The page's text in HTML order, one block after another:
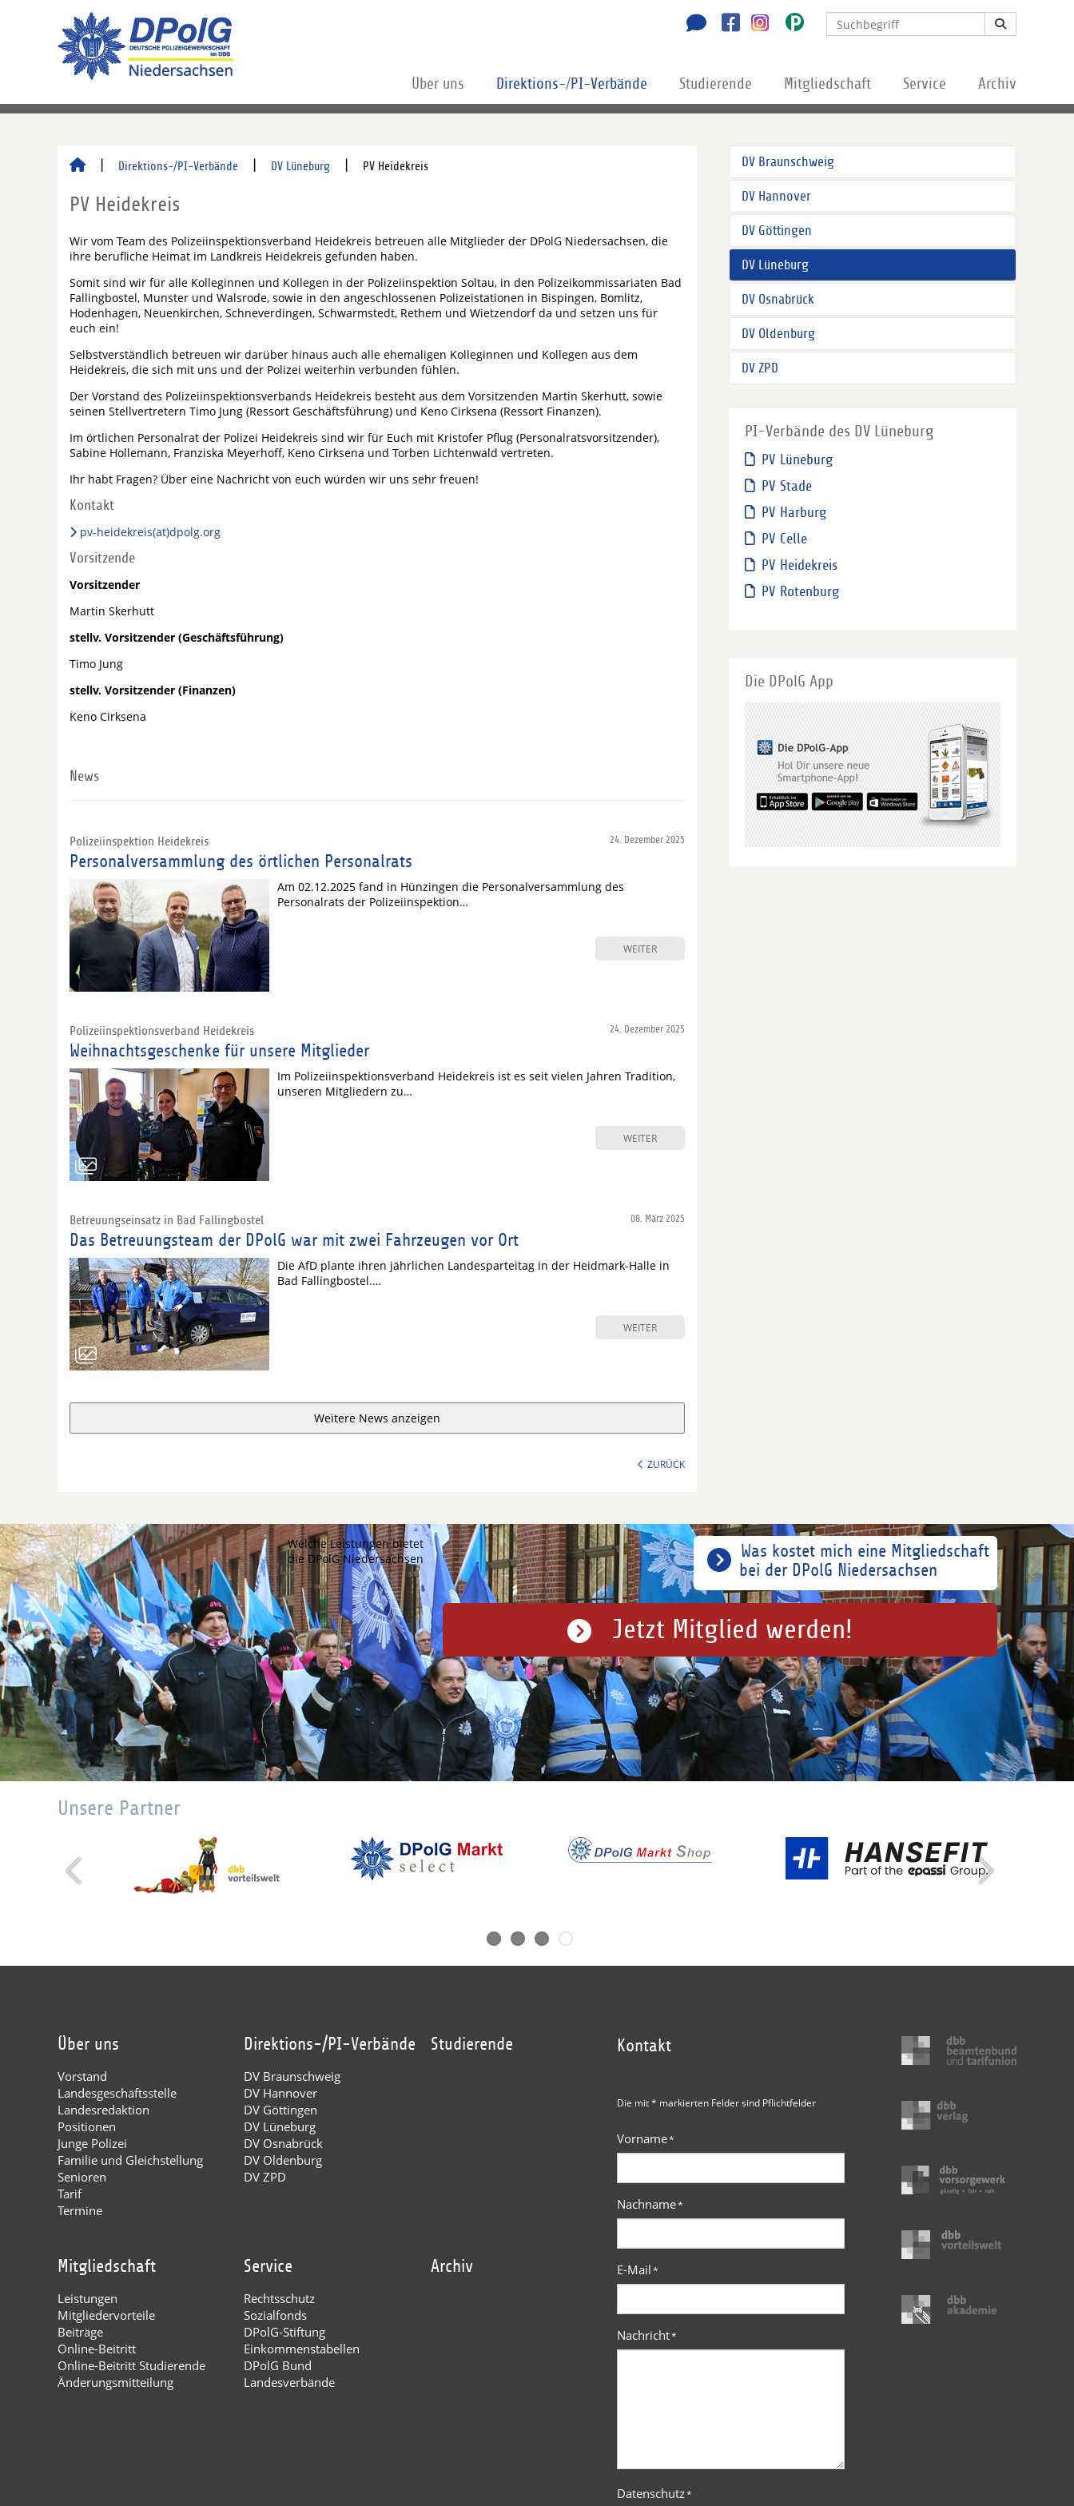
Über uns Direktions-/PI-Verbände Studierende Mitgliedschaft Service Archiv
Direktions-/PI-Verbände DV Lüneburg PV Heidekreis
PV Heidekreis
Wir vom Team des Polizeiinspektionsverband Heidekreis betreuen alle Mitglieder der DPolG Niedersachsen, die
ihre berufliche Heimat im Landkreis Heidekreis gefunden haben.
Somit sind wir für alle Kolleginnen und Kollegen in der Polizeiinspektion Soltau, in den Polizeikommissariaten Bad
Fallingbostel, Munster und Walsrode, sowie in den angeschlossenen Polizeistationen in Bispingen, Bomlitz,
Hodenhagen, Neuenkirchen, Schneverdingen, Schwarmstedt, Rethem und Wietzendorf da und setzen uns für
euch ein!
Selbstverständlich betreuen wir darüber hinaus auch alle ehemaligen Kolleginnen und Kollegen aus dem
Heidekreis, die sich mit uns und der Polizei weiterhin verbunden fühlen.
Der Vorstand des Polizeiinspektionsverbands Heidekreis besteht aus dem Vorsitzenden Martin Skerhutt, sowie
seinen Stellvertretern Timo Jung (Ressort Geschäftsführung) und Keno Cirksena (Ressort Finanzen).
Im örtlichen Personalrat der Polizei Heidekreis sind wir für Euch mit Kristofer Pflug (Personalratsvorsitzender),
Sabine Hollemann, Franziska Meyerhoff, Keno Cirksena und Torben Lichtenwald vertreten.
Ihr habt Fragen? Über eine Nachricht von euch würden wir uns sehr freuen!
Kontakt
pv-heidekreis(at)dpolg.org
Vorsitzende
Vorsitzender
Martin Skerhutt
stellv. Vorsitzender (Geschäftsführung)
Timo Jung
stellv. Vorsitzender (Finanzen)
Keno Cirksena
News
24. Dezember 2025
Polizeiinspektion Heidekreis
Personalversammlung des örtlichen Personalrats
Am 02.12.2025 fand in Hünzingen die Personalversammlung des
Personalrats der Polizeiinspektion…
WEITER
24. Dezember 2025
Polizeiinspektionsverband Heidekreis
Weihnachtsgeschenke für unsere Mitglieder
Im Polizeiinspektionsverband Heidekreis ist es seit vielen Jahren Tradition,
unseren Mitgliedern zu…
WEITER
08. März 2025
Betreuungseinsatz in Bad Fallingbostel
Das Betreuungsteam der DPolG war mit zwei Fahrzeugen vor Ort
Die AfD plante ihren jährlichen Landesparteitag in der Heidmark-Halle in
Bad Fallingbostel.…
WEITER
Weitere News anzeigen
ZURÜCK
DV Braunschweig
DV Hannover
DV Göttingen
DV Lüneburg
DV Osnabrück
DV Oldenburg
DV ZPD
PI-Verbände des DV Lüneburg
PV Lüneburg
PV Stade
PV Harburg
PV Celle
PV Heidekreis
PV Rotenburg
Die DPolG App
Was kostet mich eine Mitgliedschaft
bei der DPolG Niedersachsen
Welche Leistungen bietet
die DPolG Niedersachsen
Jetzt Mitglied werden!
Unsere Partner
Über uns
Vorstand
Landesgeschäftsstelle
Landesredaktion
Positionen
Junge Polizei
Familie und Gleichstellung
Senioren
Tarif
Termine
Direktions-/PI-Verbände
DV Braunschweig
DV Hannover
DV Göttingen
DV Lüneburg
DV Osnabrück
DV Oldenburg
DV ZPD
Studierende
Mitgliedschaft
Leistungen
Mitgliedervorteile
Beiträge
Online-Beitritt
Online-Beitritt Studierende
Änderungsmitteilung
Service
Rechtsschutz
Sozialfonds
DPolG-Stiftung
Einkommenstabellen
DPolG Bund
Landesverbände
Archiv
Kontakt
Die mit * markierten Felder sind Pflichtfelder
Vorname*
Nachname*
E-Mail*
Nachricht*
Datenschutz*